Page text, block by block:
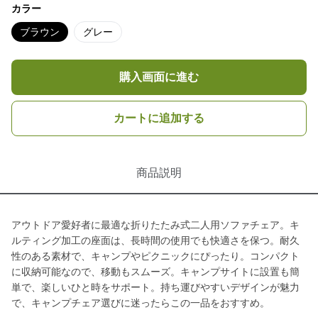
カラー
ブラウン グレー
購入画面に進む
カートに追加する
商品説明
アウトドア愛好者に最適な折りたたみ式二人用ソファチェア。キ
ルティング加工の座面は、長時間の使用でも快適さを保つ。耐久
性のある素材で、キャンプやピクニックにぴったり。コンパクト
に収納可能なので、移動もスムーズ。キャンプサイトに設置も簡
単で、楽しいひと時をサポート。持ち運びやすいデザインが魅力
で、キャンプチェア選びに迷ったらこの一品をおすすめ。